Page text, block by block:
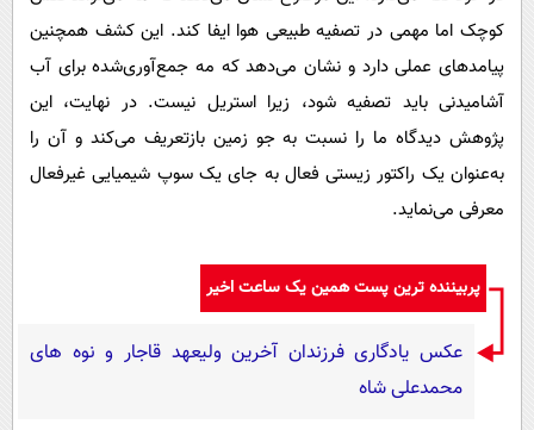
کوچک اما مهمی در تصفیه طبیعی هوا ایفا کند. این کشف همچنین
پیامدهای عملی دارد و نشان می‌دهد که مه جمع‌آوری‌شده برای آب
آشامیدنی باید تصفیه شود، زیرا استریل نیست. در نهایت، این
پژوهش دیدگاه ما را نسبت به جو زمین بازتعریف می‌کند و آن را
به‌عنوان یک راکتور زیستی فعال به جای یک سوپ شیمیایی غیرفعال
معرفی می‌نماید.
پربیننده ترین پست همین یک ساعت اخیر
عکس یادگاری فرزندان آخرین ولیعهد قاجار و نوه های
محمدعلی شاه